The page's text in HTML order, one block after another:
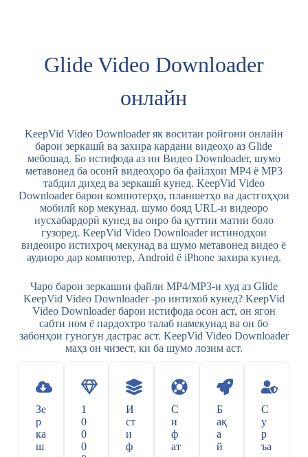
Glide Video Downloader
онлайн
KeepVid Video Downloader як воситаи ройгони онлайн
барои зеркашӣ ва захира кардани видеоҳо аз Glide
мебошад. Бо истифода аз ин Видео Downloader, шумо
метавонед ба осонӣ видеоҳоро ба файлҳои MP4 ё MP3
табдил диҳед ва зеркашӣ кунед. KeepVid Video
Downloader барои компютерҳо, планшетҳо ва дастгоҳҳои
мобилӣ кор мекунад. шумо бояд URL-и видеоро
нусхабардорӣ кунед ва онро ба қуттии матни боло
гузоред. KeepVid Video Downloader истинодҳои
видеоиро истихроҷ мекунад ва шумо метавонед видео ё
аудиоро дар компютер, Android ё iPhone захира кунед.
Чаро барои зеркашии файли MP4/MP3-и худ аз Glide
KeepVid Video Downloader -ро интихоб кунед? KeepVid
Video Downloader барои истифода осон аст, он ягон
сабти ном ё пардохтро талаб намекунад ва он бо
забонҳои гуногун дастрас аст. KeepVid Video Downloader
маҳз он чизест, ки ба шумо лозим аст.
Зе
р
ка
ш
1
0
0
0
И
ст
и
ф
С
и
ф
ат
Б
ақ
а
й
С
у
р
ъа